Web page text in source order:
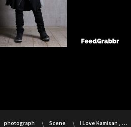
photograph Scene I Love Kamisan , …